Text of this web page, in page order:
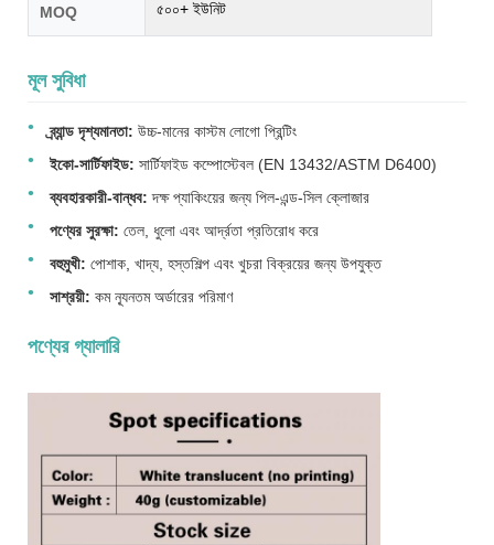
MOQ ৫০০+ ইউনিট
মূল সুবিধা
ব্র্যান্ড দৃশ্যমানতা: উচ্চ-মানের কাস্টম লোগো প্রিন্টিং
ইকো-সার্টিফাইড: সার্টিফাইড কম্পোস্টেবল (EN 13432/ASTM D6400)
ব্যবহারকারী-বান্ধব: দক্ষ প্যাকিংয়ের জন্য পিল-এন্ড-সিল ক্লোজার
পণ্যের সুরক্ষা: তেল, ধুলো এবং আর্দ্রতা প্রতিরোধ করে
বহুমুখী: পোশাক, খাদ্য, হস্তশিল্প এবং খুচরা বিক্রয়ের জন্য উপযুক্ত
সাশ্রয়ী: কম ন্যূনতম অর্ডারের পরিমাণ
পণ্যের গ্যালারি